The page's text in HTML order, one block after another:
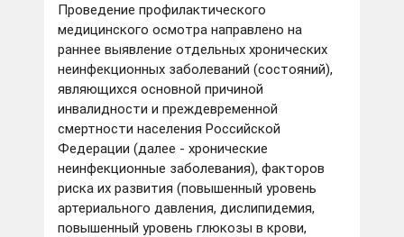
Проведение профилактического
медицинского осмотра направлено на
раннее выявление отдельных хронических
неинфекционных заболеваний (состояний),
являющихся основной причиной
инвалидности и преждевременной
смертности населения Российской
Федерации (далее - хронические
неинфекционные заболевания), факторов
риска их развития (повышенный уровень
артериального давления, дислипидемия,
повышенный уровень глюкозы в крови,